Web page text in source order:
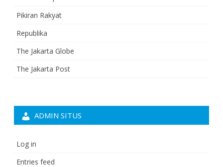
Pikiran Rakyat
Republika
The Jakarta Globe
The Jakarta Post
ADMIN SITUS
Log in
Entries feed